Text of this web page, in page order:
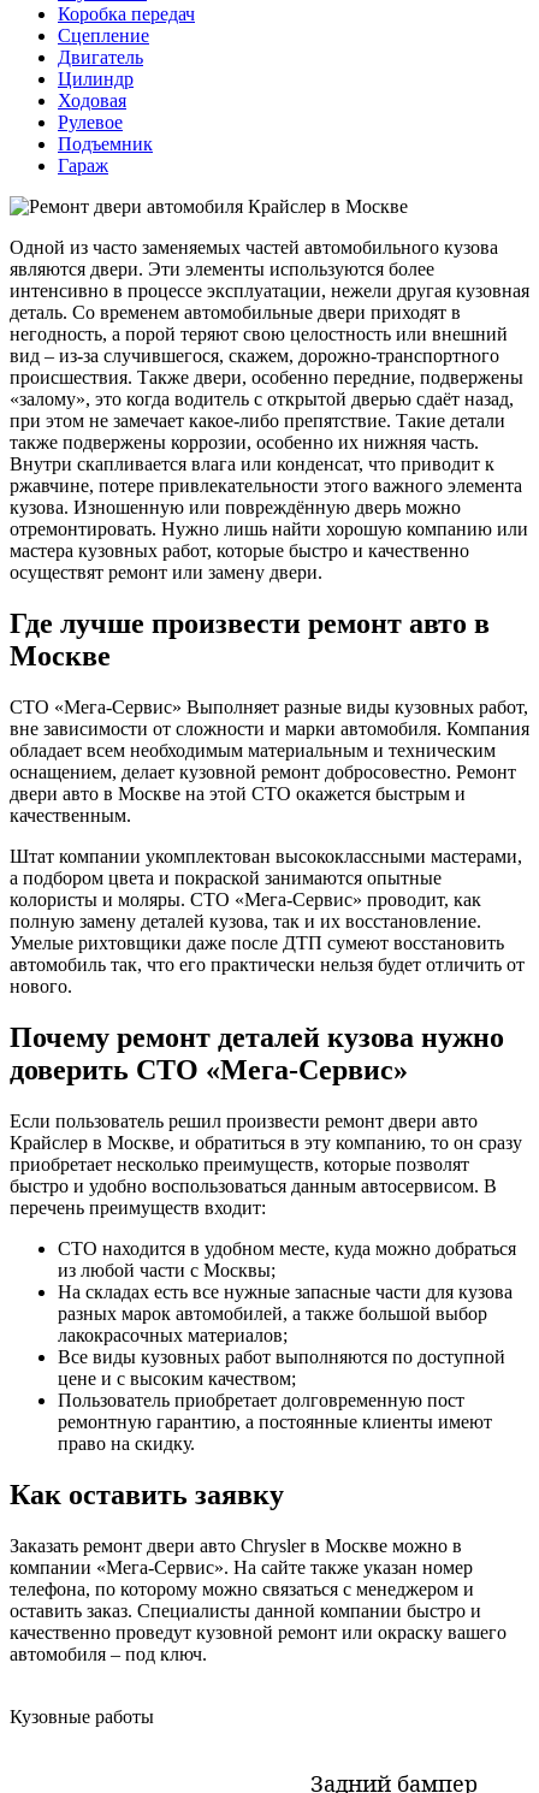
Коробка передач
Сцепление
Двигатель
Цилиндр
Ходовая
Рулевое
Подъемник
Гараж
Одной из часто заменяемых частей автомобильного кузова
являются двери. Эти элементы используются более
интенсивно в процессе эксплуатации, нежели другая кузовная
деталь. Со временем автомобильные двери приходят в
негодность, а порой теряют свою целостность или внешний
вид – из-за случившегося, скажем, дорожно-транспортного
происшествия. Также двери, особенно передние, подвержены
«залому», это когда водитель с открытой дверью сдаёт назад,
при этом не замечает какое-либо препятствие. Такие детали
также подвержены коррозии, особенно их нижняя часть.
Внутри скапливается влага или конденсат, что приводит к
ржавчине, потере привлекательности этого важного элемента
кузова. Изношенную или повреждённую дверь можно
отремонтировать. Нужно лишь найти хорошую компанию или
мастера кузовных работ, которые быстро и качественно
осуществят ремонт или замену двери.
Где лучше произвести ремонт авто в
Москве
СТО «Мега-Сервис» Выполняет разные виды кузовных работ,
вне зависимости от сложности и марки автомобиля. Компания
обладает всем необходимым материальным и техническим
оснащением, делает кузовной ремонт добросовестно. Ремонт
двери авто в Москве на этой СТО окажется быстрым и
качественным.
Штат компании укомплектован высококлассными мастерами,
а подбором цвета и покраской занимаются опытные
колористы и моляры. СТО «Мега-Сервис» проводит, как
полную замену деталей кузова, так и их восстановление.
Умелые рихтовщики даже после ДТП сумеют восстановить
автомобиль так, что его практически нельзя будет отличить от
нового.
Почему ремонт деталей кузова нужно
доверить СТО «Мега-Сервис»
Если пользователь решил произвести ремонт двери авто
Крайслер в Москве, и обратиться в эту компанию, то он сразу
приобретает несколько преимуществ, которые позволят
быстро и удобно воспользоваться данным автосервисом. В
перечень преимуществ входит:
СТО находится в удобном месте, куда можно добраться
из любой части с Москвы;
На складах есть все нужные запасные части для кузова
разных марок автомобилей, а также большой выбор
лакокрасочных материалов;
Все виды кузовных работ выполняются по доступной
цене и с высоким качеством;
Пользователь приобретает долговременную пост
ремонтную гарантию, а постоянные клиенты имеют
право на скидку.
Как оставить заявку
Заказать ремонт двери авто Chrysler в Москве можно в
компании «Мега-Сервис». На сайте также указан номер
телефона, по которому можно связаться с менеджером и
оставить заказ. Специалисты данной компании быстро и
качественно проведут кузовной ремонт или окраску вашего
автомобиля – под ключ.
Кузовные работы
Задний бампер